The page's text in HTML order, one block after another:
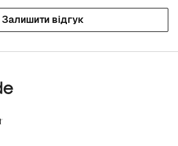
Залишити відгук